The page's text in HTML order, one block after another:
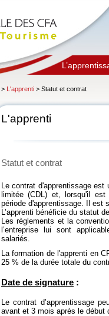
> L'apprenti > Statut et contrat
L'apprenti
Statut et contrat
Le contrat d'apprentissage
limitée (CDL) et, lorsqu'il
période d'apprentissage. Il est
L’apprenti bénéficie du statut
Les règlements et la
l’entreprise lui sont
salariés.
La formation de l'apprenti en
25 % de la durée totale du
Date de signature :
Le contrat d’apprentissage
avant et 3 mois après le